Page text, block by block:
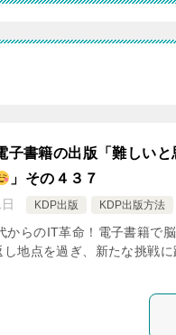
書籍の出版「難しいと
」その４３７
KDP出版 KDP出版方法
代からのIT革命！電子書籍
地点を過ぎ、新たな挑戦